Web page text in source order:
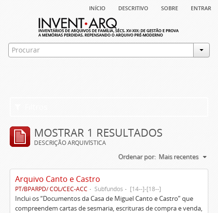
início descritivo sobre entrar
MOSTRAR 1 RESULTADOS
DESCRIÇÃO ARQUIVÍSTICA
Ordenar por: Mais recentes
Arquivo Canto e Castro
PT/BPARPD/ COL/CEC-ACC Subfundos [14--]-[18--]
Inclui os “Documentos da Casa de Miguel Canto e Castro” que
compreendem cartas de sesmaria, escrituras de compra e venda,